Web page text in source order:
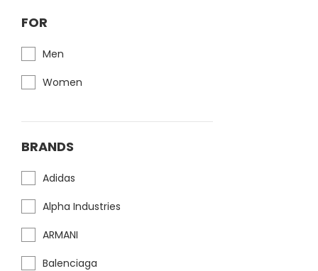
FOR
Men
Women
BRANDS
Adidas
Alpha Industries
ARMANI
Balenciaga